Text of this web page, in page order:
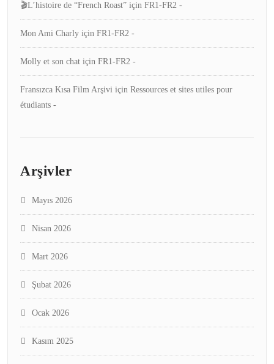
🎬L’histoire de “French Roast” için FR1-FR2 -
Mon Ami Charly için FR1-FR2 -
Molly et son chat için FR1-FR2 -
Fransızca Kısa Film Arşivi için Ressources et sites utiles pour
étudiants -
Arşivler
Mayıs 2026
Nisan 2026
Mart 2026
Şubat 2026
Ocak 2026
Kasım 2025